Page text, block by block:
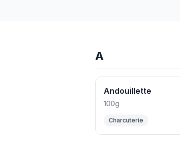
A
Andouillette
100g
Charcuterie